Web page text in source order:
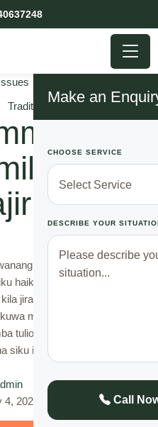
Make an
CHOOSE SERVICE
DESCRIBE YOUR
Call
Traditional Doctor
tu
Habari
hayakukuwa mzuri hata
haikuwa rahisi kwetu.
jiranai alituchekelea.
magumu zaidi kila mwisho
tuliokuwa tumekodisha.
siku iliyofuata asubuhi
2023